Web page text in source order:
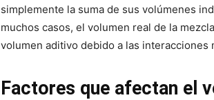
simplemente la suma de sus volúmenes
muchos casos, el volumen real de la
volumen aditivo debido a las interacciones
Factores que afectan el